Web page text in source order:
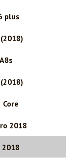
plus
2018
2018